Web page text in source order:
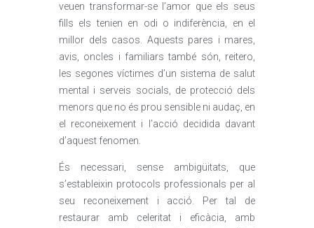
veuen transformar-se l’amor que els seus
fills els tenien en odi o indiferència, en el
millor dels casos. Aquests pares i mares,
avis, oncles i familiars també són, reitero,
les segones víctimes d’un sistema de salut
mental i serveis socials, de protecció dels
menors que no és prou sensible ni audaç, en
el reconeixement i l’acció decidida davant
d’aquest fenomen.
És necessari, sense ambigüitats, que
s’estableixin protocols professionals per al
seu reconeixement i acció. Per tal de
restaurar amb celeritat i eficàcia, amb